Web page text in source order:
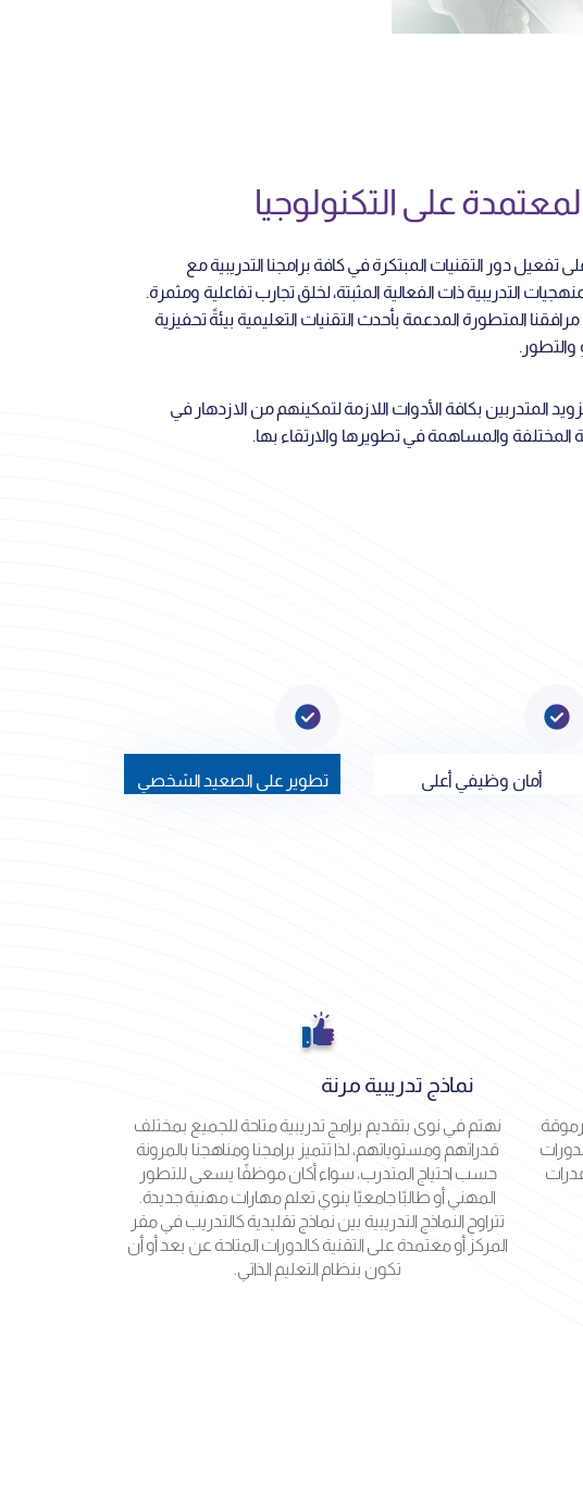
على التكنولوجيا
دور التقنيات المبتكرة في كافة برامجنا التدريبية مع
التدريبية ذات الفعالية المثبتة، لخلق تجارب تفاعلية ومثمرة.
المتطورة المدعمة بأحدث التقنيات التعليمية بيئةً تحفيزية
والتطور.
المتدربين بكافة الأدوات اللازمة لتمكينهم من الازدهار في
المختلفة والمساهمة في تطويرها والارتقاء بها.
أمان وظيفي أعلى تطوير على الصعيد الشخصي
نماذج تدريبية مرنة
نهتم في نوى بتقديم برامج تدريبية متاحة للجميع بمختلف
قدراتهم ومستوياتهم، لذا تتميز برامجنا ومناهجنا بالمرونة
حسب احتياج المتدرب، سواء أكان موظفًا يسعى للتطور
المهني أو طالبًا جامعيًا ينوي تعلم مهارات مهنية جديدة.
تتراوح النماذج التدريبية بين نماذج تقليدية كالتدريب في مقر
المركز أو معتمدة على التقنية كالدورات المتاحة عن بعد أو أن
تكون بنظام التعليم الذاتي.